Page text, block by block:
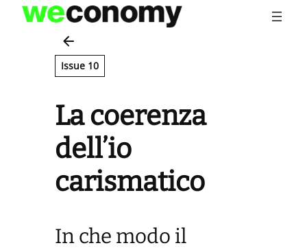
Vai
contenuto
Issue 10
La coerenza
dell’io
carismatico
In che modo il